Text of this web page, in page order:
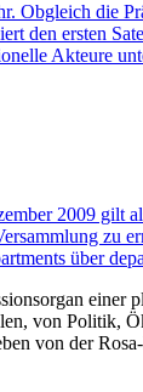
Obgleich die
den ersten
Akteure
2009 gilt
über
einer
von
von der